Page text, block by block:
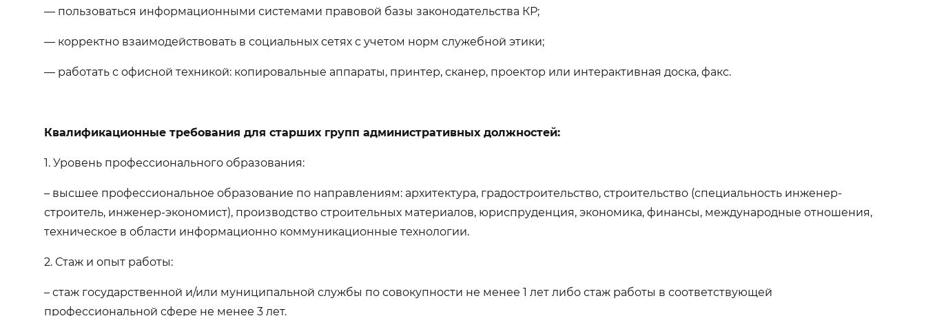
— пользоваться информационными системами правовой базы законодательства КР;
— корректно взаимодействовать в социальных сетях с учетом норм служебной этики;
— работать с офисной техникой: копировальные аппараты, принтер, сканер, проектор или интерактивная доска, факс.
Квалификационные требования для старших групп административных должностей:
1. Уровень профессионального образования:
– высшее профессиональное образование по направлениям: архитектура, градостроительство, строительство (специальность инженер-
строитель, инженер-экономист), производство строительных материалов, юриспруденция, экономика, финансы, международные отношения,
техническое в области информационно коммуникационные технологии.
2. Стаж и опыт работы:
– стаж государственной и/или муниципальной службы по совокупности не менее 1 лет либо стаж работы в соответствующей
профессиональной сфере не менее 3 лет.